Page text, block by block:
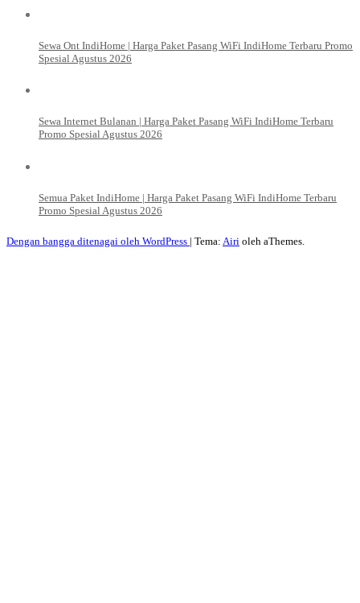
Sewa Ont IndiHome | Harga Paket Pasang WiFi IndiHome Terbaru Promo
Spesial Agustus 2026
Sewa Internet Bulanan | Harga Paket Pasang WiFi IndiHome Terbaru
Promo Spesial Agustus 2026
Semua Paket IndiHome | Harga Paket Pasang WiFi IndiHome Terbaru
Promo Spesial Agustus 2026
Dengan bangga ditenagai oleh WordPress | Tema: Airi oleh aThemes.